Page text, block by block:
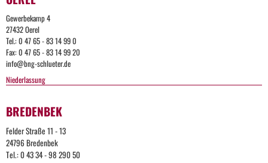
Gewerbekamp 4
27432 Oerel
Tel.: 0 47 65 - 83 14 99 0
Fax: 0 47 65 - 83 14 99 20
info@bng-schlueter.de
Niederlassung
BREDENBEK
Felder Straße 11 - 13
24796 Bredenbek
Tel.: 0 43 34 - 98 290 50